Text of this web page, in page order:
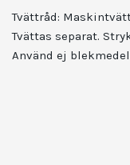
Tvättråd:
Tvättas separat.
Använd ej